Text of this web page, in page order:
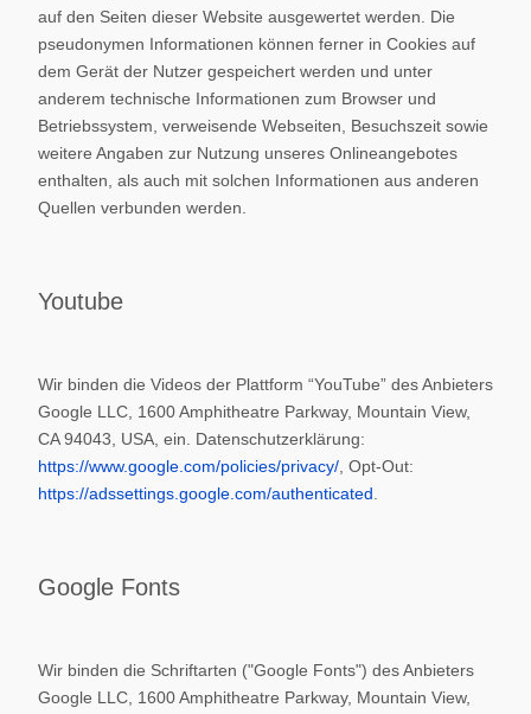
auf den Seiten dieser Website ausgewertet werden. Die
pseudonymen Informationen können ferner in Cookies auf
dem Gerät der Nutzer gespeichert werden und unter
anderem technische Informationen zum Browser und
Betriebssystem, verweisende Webseiten, Besuchszeit sowie
weitere Angaben zur Nutzung unseres Onlineangebotes
enthalten, als auch mit solchen Informationen aus anderen
Quellen verbunden werden.
Youtube
Wir binden die Videos der Plattform “YouTube” des Anbieters
Google LLC, 1600 Amphitheatre Parkway, Mountain View,
CA 94043, USA, ein. Datenschutzerklärung:
https://www.google.com/policies/privacy/ , Opt-Out:
https://adssettings.google.com/authenticated
Google Fonts
Wir binden die Schriftarten ("Google Fonts") des Anbieters
Google LLC, 1600 Amphitheatre Parkway, Mountain View,